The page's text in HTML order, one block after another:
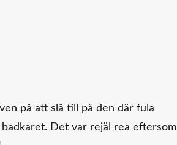
på att slå till på den där fula
Det var rejäl rea eftersom